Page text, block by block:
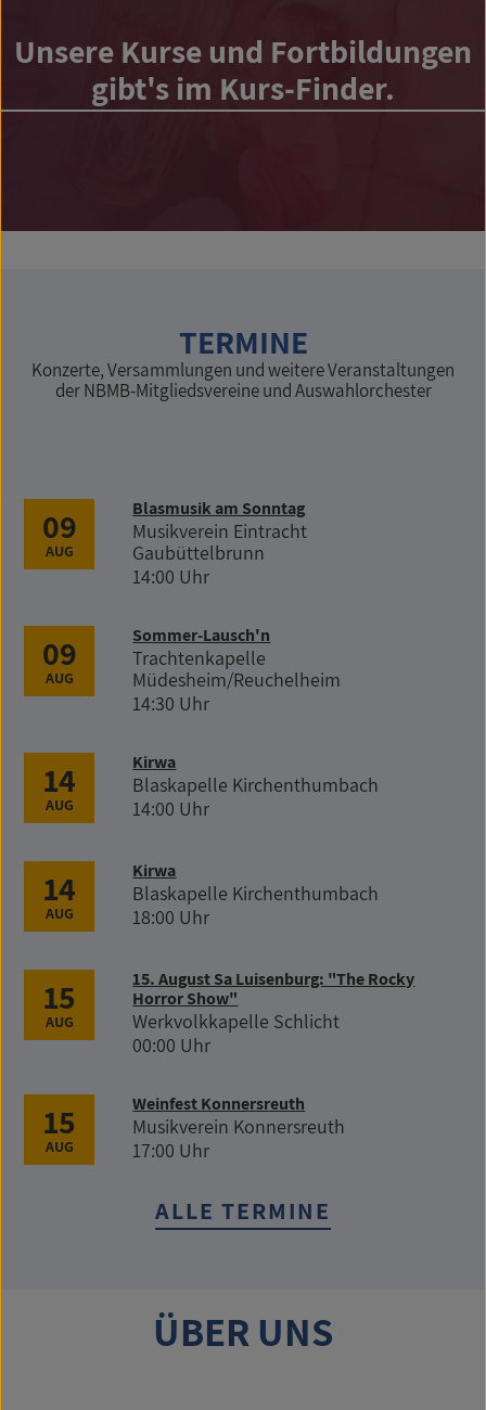
Unsere Kurse und Fortbildungen
gibt's im Kurs-Finder.
TERMINE
Konzerte, Versammlungen und weitere Veranstaltungen
der NBMB-Mitgliedsvereine und Auswahlorchester
09
AUG
Blasmusik am Sonntag
Musikverein Eintracht
Gaubüttelbrunn
14:00 Uhr
09
AUG
Sommer-Lausch'n
Trachtenkapelle
Müdesheim/Reuchelheim
14:30 Uhr
14
AUG
Kirwa
Blaskapelle Kirchenthumbach
14:00 Uhr
14
AUG
Kirwa
Blaskapelle Kirchenthumbach
18:00 Uhr
15
AUG
15. August Sa Luisenburg: "The Rocky
Horror Show"
Werkvolkkapelle Schlicht
00:00 Uhr
15
AUG
Weinfest Konnersreuth
Musikverein Konnersreuth
17:00 Uhr
ALLE TERMINE
ÜBER UNS